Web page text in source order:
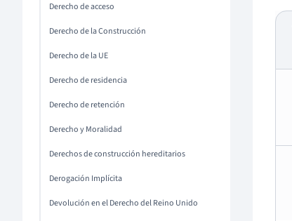
Derecho de acceso
Derecho de la Construcción
Derecho de la UE
Derecho de residencia
Derecho de retención
Derecho y Moralidad
Derechos de construcción hereditarios
Derogación Implícita
Devolución en el Derecho del Reino Unido